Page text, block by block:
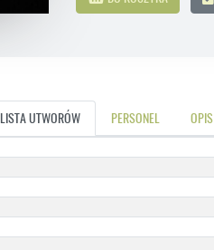
LISTA UTWORÓW PERSONEL OPIS